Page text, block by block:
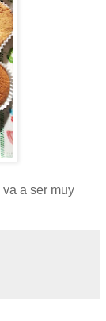
a ser muy